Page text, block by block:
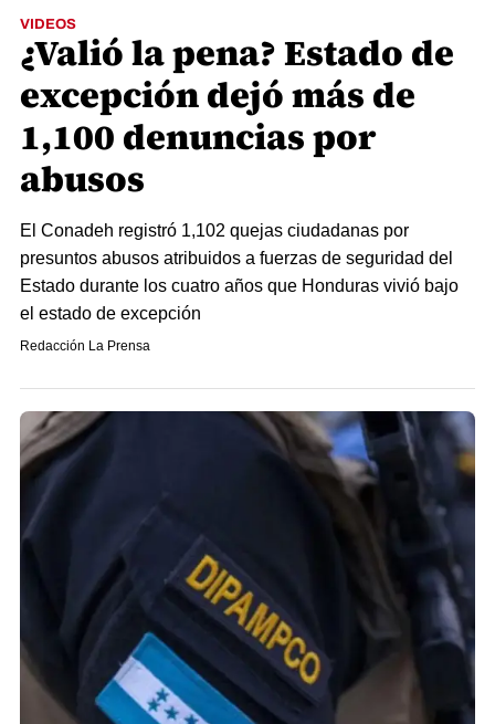
VIDEOS
¿Valió la pena? Estado de
excepción dejó más de
1,100 denuncias por
abusos
El Conadeh registró 1,102 quejas ciudadanas por
presuntos abusos atribuidos a fuerzas de seguridad del
Estado durante los cuatro años que Honduras vivió bajo
el estado de excepción
Redacción La Prensa